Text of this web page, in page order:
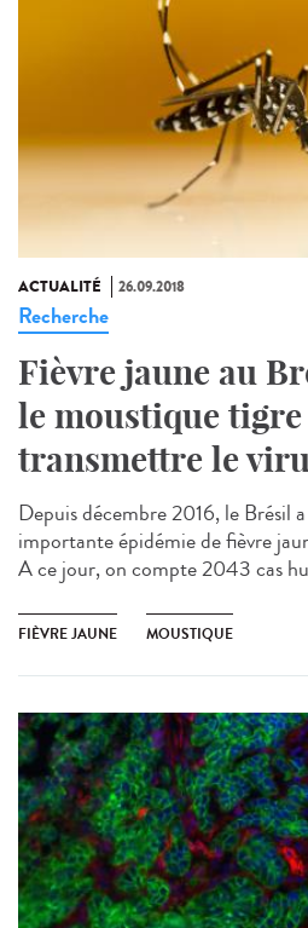
ACTUALITÉ 26.09.2018
Recherche
Fièvre jaune au
le moustique
transmettre le
Depuis décembre 2016, le Brésil
importante épidémie de fièvre
A ce jour, on compte 2043 cas
FIÈVRE JAUNE MOUSTIQUE